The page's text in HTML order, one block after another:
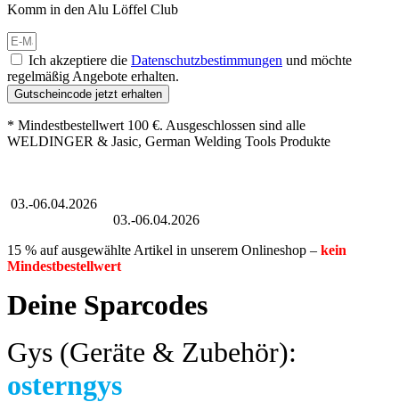
Komm in den Alu Löffel Club
Ich akzeptiere die Datenschutzbestimmungen und möchte
regelmäßig Angebote erhalten.
Gutscheincode jetzt erhalten
* Mindestbestellwert 100 €. Ausgeschlossen sind alle
WELDINGER & Jasic, German Welding Tools Produkte
03.-06.04.2026
03.-06.04.2026
15 % auf ausgewählte Artikel in unserem Onlineshop – kein
Mindestbestellwert
Deine Sparcodes
Gys (Geräte & Zubehör):
osterngys